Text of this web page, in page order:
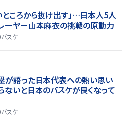
ところから抜け出す」…日本人5人
ーヤー山本麻衣の挑戦の原動力
バスケ
塁が語った日本代表への熱い思い
ないと日本のバスケが良くなって
バスケ